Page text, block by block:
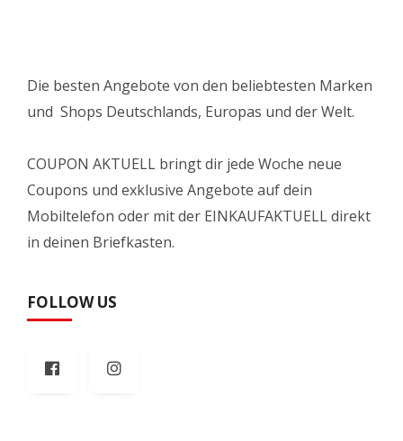
Die besten Angebote von den beliebtesten Marken
und Shops Deutschlands, Europas und der Welt.
COUPON AKTUELL bringt dir jede Woche neue
Coupons und exklusive Angebote auf dein
Mobiltelefon oder mit der EINKAUFAKTUELL direkt
in deinen Briefkasten.
FOLLOW US